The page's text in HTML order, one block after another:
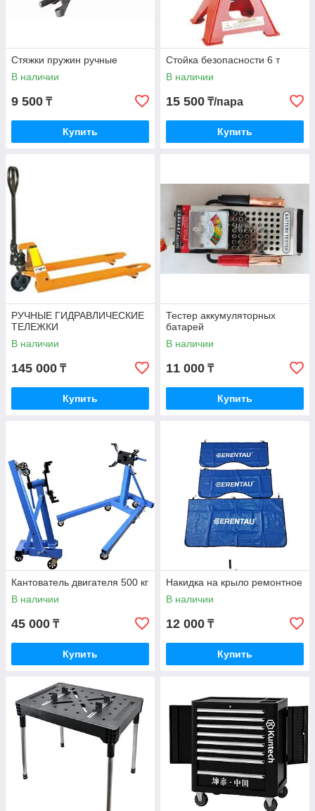
Стяжки пружин ручные
В наличии
9 500 ₸
Купить
Стойка безопасности 6 т
В наличии
15 500 ₸/пара
Купить
РУЧНЫЕ ГИДРАВЛИЧЕСКИЕ
ТЕЛЕЖКИ
В наличии
145 000 ₸
Купить
Тестер аккумуляторных
батарей
В наличии
11 000 ₸
Купить
Кантователь двигателя 500 кг
В наличии
45 000 ₸
Купить
Накидка на крыло ремонтное
В наличии
12 000 ₸
Купить